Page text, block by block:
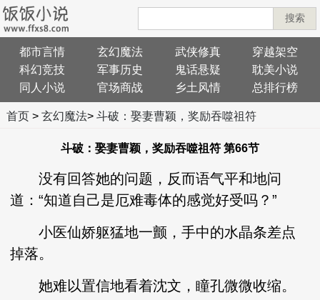
搜索
都市言情 玄幻魔法 武侠修真
穿越架空
科幻竞技
军事历史 鬼话悬疑
耽美小说
同人小说
官场商战 乡土风情 总排行榜
首页> 玄幻魔法> 斗破：娶妻曹颖，奖励吞噬祖符
斗破：娶妻曹颖，奖励吞噬祖符 第66节
没有回答她的问题，反而语气平和地问
道：“知道自己是厄难毒体的感觉好受吗？”
小医仙娇躯猛地一颤，手中的水晶条差点
掉落。
她难以置信地看着沈文，瞳孔微微收缩。